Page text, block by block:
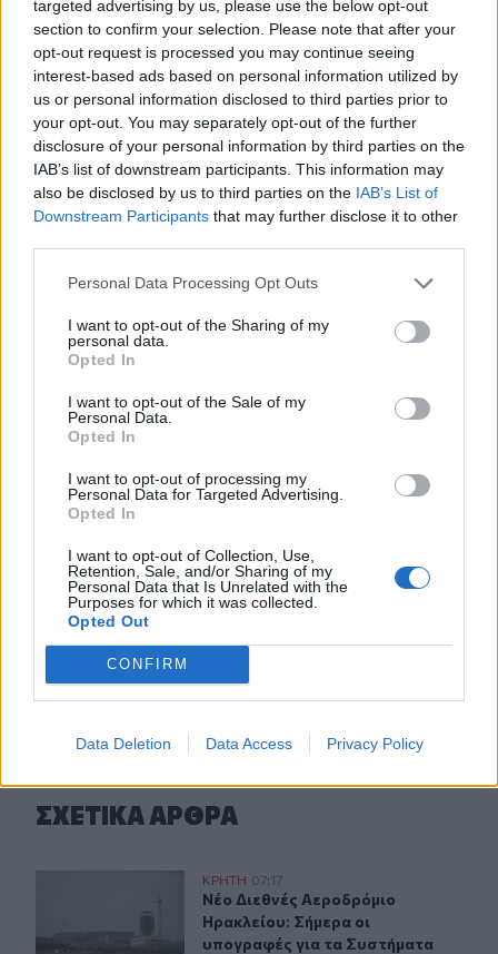
targeted advertising by us, please use the below opt-out
section to confirm your selection. Please note that after your
opt-out request is processed you may continue seeing
interest-based ads based on personal information utilized by
us or personal information disclosed to third parties prior to
your opt-out. You may separately opt-out of the further
disclosure of your personal information by third parties on the
IAB’s list of downstream participants. This information may
also be disclosed by us to third parties on the IAB’s List of
Downstream Participants that may further disclose it to other
Personal Data Processing Opt Outs
I want to opt-out of the Sharing of my
personal data.
Opted In
I want to opt-out of the Sale of my
Personal Data.
Opted In
I want to opt-out of processing my
Personal Data for Targeted Advertising.
Opted In
I want to opt-out of Collection, Use,
Retention, Sale, and/or Sharing of my
Personal Data that Is Unrelated with the
Purposes for which it was collected.
Opted Out
CONFIRM
Data Deletion Data Access Privacy Policy
30χρονη έπεσε στη θάλασσα από την γέφυρα της
Χαλκίδας
23:32
Οι «μαύρες χήρες» της Ρωσίας: Παντρεύονται
νεοσύλλεκτους πριν μεταβούν στο μέτωπο για να
εισπράξουν τις «παχυλές» αποζημιώσεις
23:25
Ρόδος: Έσπασε ο κάβος και τραυμάτισε ναυτικό
Τραγωδία στην Εύβοια: Νεκρός 37χρονος μετά από
23:09
και 71χρονος
Χανιά: ΕΔΕ για την υπόθεση της 75χρονης που βρέθηκε
νεκρή σε χωράφι
23:00
Ιταλία: Στη Νάπολη καταγράφηκε θερμοκρασία-ρεκόρ 48
βαθμών
ΣΧΕΤΙΚA AΡΘΡΑ
Νέο Διεθνές Αεροδρόμιο Ηρακλείου: Σήμερα οι
ΚΡΗΤΗ 07:17
Νέο Διεθνές Αεροδρόμιο
Νέο Διεθνές Αεροδρόμιο
Ηρακλείου: Σήμερα οι
υπογραφές για τα Συστήματα